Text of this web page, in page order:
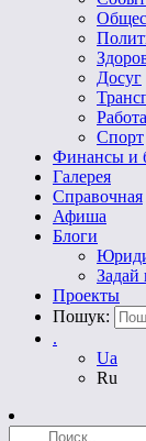
Досуг
Работа
Спорт
Финансы и
Галерея
Справочная
Афиша
Блоги
Задай
Проекты
Пошук:
.
Ua
Ru